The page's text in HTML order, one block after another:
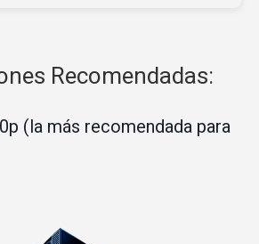
Recomendadas:
(la más recomendada para